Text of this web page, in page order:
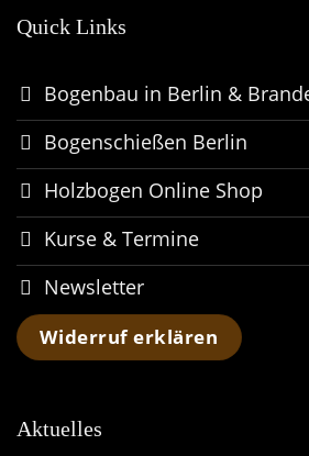
Quick Links
Bogenbau in Berlin &
Bogenschießen Berlin
Holzbogen Online Shop
Kurse & Termine
Newsletter
Widerruf erklären
Aktuelles